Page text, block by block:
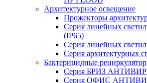
Архитектурное освещение
Прожекторы
Серия линейных
(IP65)
Серия линейных
Серия архитектурных
Бактерицидные
Серия БРИЗ
Серия ОФИС